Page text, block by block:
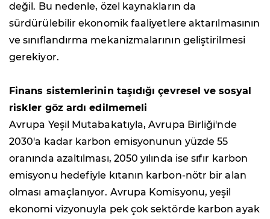
değil. Bu nedenle, özel kaynakların da
sürdürülebilir ekonomik faaliyetlere aktarılmasının
ve sınıflandırma mekanizmalarının geliştirilmesi
gerekiyor.
Finans sistemlerinin taşıdığı çevresel ve sosyal
riskler göz ardı edilmemeli
Avrupa Yeşil Mutabakatıyla, Avrupa Birliği'nde
2030'a kadar karbon emisyonunun yüzde 55
oranında azaltılması, 2050 yılında ise sıfır karbon
emisyonu hedefiyle kıtanın karbon-nötr bir alan
olması amaçlanıyor. Avrupa Komisyonu, yeşil
ekonomi vizyonuyla pek çok sektörde karbon ayak